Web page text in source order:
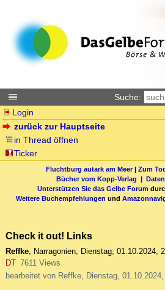
Suche:
Login
zurück zur Hauptseite
in Thread öffnen
Ticker
Fluchtburg autark am Meer| Zum
Bücher vom Kopp-Verlag |
Unterstützen Sie das Gelbe Forum
Weitere Buchempfehlungen und
Check it out! Links
Reffke, Narragonien, Dienstag, 01.10.2024,
DT 7611 Views
bearbeitet von Reffke, Dienstag,